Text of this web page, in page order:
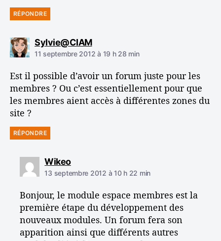
RÉPONDRE
Sylvie@CIAMd
i
:
11 septembre 2012 à 19 h 28 min
Est il possible d’avoir un forum juste pour les
membres ? Ou c’est essentiellement pour que
les membres aient accès à différentes zones du
site ?
RÉPONDRE
Wikeod
i
:
13 septembre 2012 à 10 h 22 min
Bonjour, le module espace membres est la
première étape du développement des
nouveaux modules. Un forum fera son
apparition ainsi que différents autres